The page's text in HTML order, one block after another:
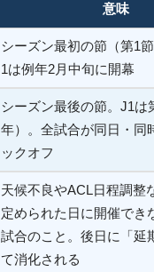
意味
シーズン最初の節（第1
1は例年2月中旬に開幕
シーズン最後の節。J1は
年）。全試合が同日・同
ックオフ
天候不良やACL日程調整
定められた日に開催でき
試合のこと。後日に「延
て消化される